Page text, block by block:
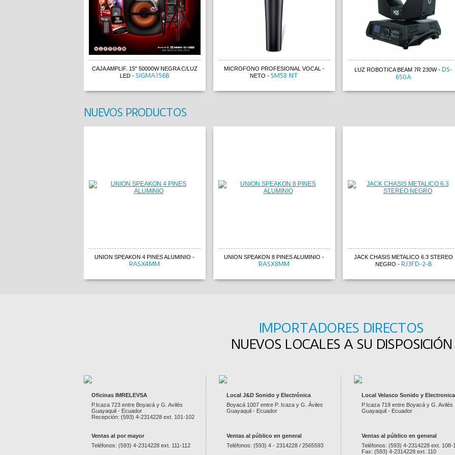
CAJA AMPLIF. 15" 50000W NEGRA C/LUZ
LED- SIGMA156B
MICROFONO PROFESIONAL VOCAL -
NETO - SM58 NT
LUZ ROBOTICA BEAM 7R 230W- DS-
650A
NUEVOS PRODUCTOS
UNION SPEAKON 4 PINES ALUMINIO -
RASX4MM
UNION SPEAKON 8 PINES ALUMINIO -
RASX8MM
JACK CHASIS METALICO 6.3 STEREO
NEGRO - RJ3FD-2-B
IMPORTADORES DIRECTOS
NUEVOS LOCALES A SU DISPOSICIÓN
Oficinas IMRELEVSA
P.Icaza 723 entre Boyacá y G. Avilés
Guayaquil - Ecuador
Recepción: (593) 4-2314228 ext. 101-102
Ventas al por mayor
Teléfonos: (593) 4-2314228 ext. 111-112
Local J&D Sonido y Electrónica
Boyacá 1007 entre P. Icaza y G. Áviles
Guayaquil - Ecuador
Ventas al público en general
Teléfonos: (593) 4 - 2314228 / 2565593
Local Velasco Sonido y Electronica
P.Icaza 719 entre Boyacá y G. Avilés
Guayaquil - Ecuador
Ventas al público en general
Teléfonos: (593) 4-2314228 ext. 108-
Fax: (593) 4-2314228 ext. 110